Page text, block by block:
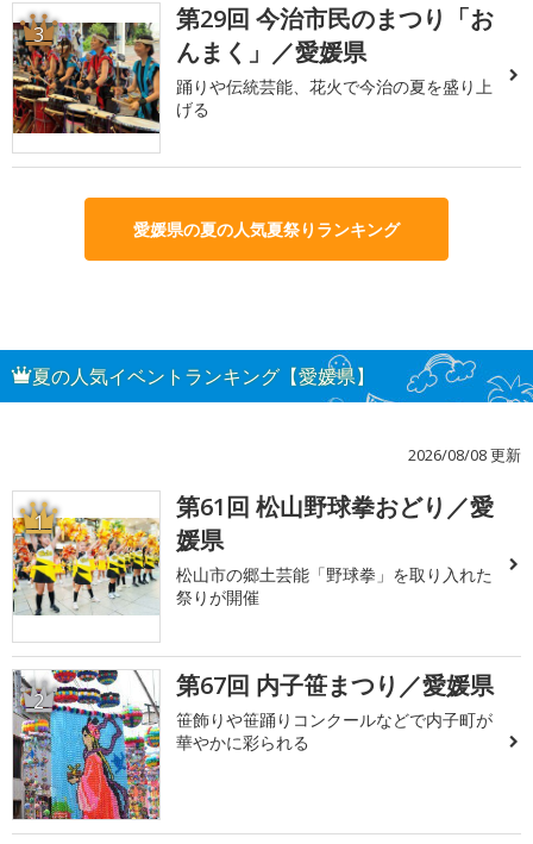
3
第29回 今治市民のまつり「お
んまく」／愛媛県
踊りや伝統芸能、花火で今治の夏を盛り上
げる
愛媛県の夏の人気夏祭りランキング
夏の人気イベントランキング【愛媛県】
2026/08/08 更新
1
第61回 松山野球拳おどり／愛
媛県
松山市の郷土芸能「野球拳」を取り入れた
祭りが開催
2 第67回 内子笹まつり／愛媛県
笹飾りや笹踊りコンクールなどで内子町が
華やかに彩られる